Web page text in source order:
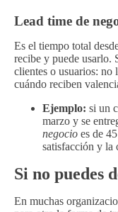
Lead time de
Es el tiempo total
recibe y puede usarlo.
clientes o usuarios: no
cuándo reciben
Ejemplo: si un
marzo y se
negocio es de
satisfacción y la
Si no puedes
En muchas